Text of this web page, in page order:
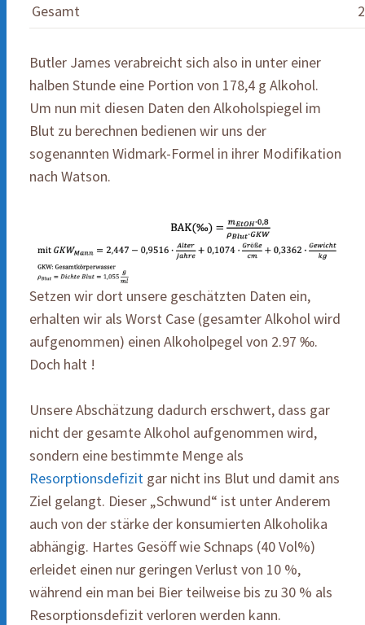
Gesamt
Butler James verabreicht sich also in unter einer
halben Stunde eine Portion von 178,4 g Alkohol.
Um nun mit diesen Daten den Alkoholspiegel im
Blut zu berechnen bedienen wir uns der
sogenannten Widmark-Formel in ihrer Modifikation
nach Watson.
Setzen wir dort unsere geschätzten Daten ein,
erhalten wir als Worst Case (gesamter Alkohol wird
aufgenommen) einen Alkoholpegel von 2.97 ‰.
Doch halt !
Unsere Abschätzung dadurch erschwert, dass gar
nicht der gesamte Alkohol aufgenommen wird,
sondern eine bestimmte Menge als
Resorptionsdefizit gar nicht ins Blut und damit ans
Ziel gelangt. Dieser „Schwund“ ist unter Anderem
auch von der stärke der konsumierten Alkoholika
abhängig. Hartes Gesöff wie Schnaps (40 Vol%)
erleidet einen nur geringen Verlust von 10 %,
während ein man bei Bier teilweise bis zu 30 % als
Resorptionsdefizit verloren werden kann.